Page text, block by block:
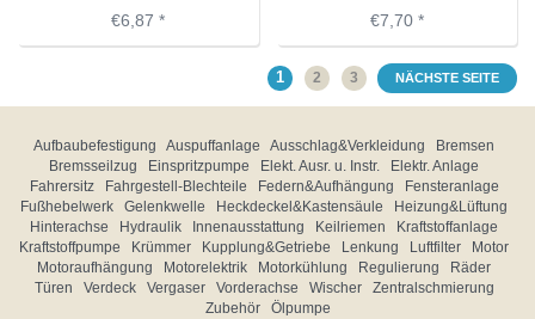
€6,87 * €7,70 *
1 2 3 NÄCHSTE SEITE
Aufbaubefestigung Auspuffanlage Ausschlag&Verkleidung
Bremsen
Bremsseilzug
Einspritzpumpe Elekt. Ausr. u. Instr.
Elektr. Anlage
Fahrersitz
Fahrgestell-Blechteile Federn&Aufhängung
Fensteranlage
Fußhebelwerk
Gelenkwelle Heckdeckel&Kastensäule
Heizung&Lüftung
Hinterachse
Hydraulik Innenausstattung Keilriemen
Kraftstoffanlage
Kraftstoffpumpe
Krümmer Kupplung&Getriebe Lenkung Luftfilter
Motor
Motoraufhängung
Motorelektrik Motorkühlung Regulierung
Räder
Türen
Verdeck Vergaser Vorderachse Wischer
Zentralschmierung
Zubehör
Ölpumpe